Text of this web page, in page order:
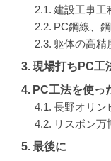
建設工事工
PC鋼線、
躯体の高精
現場打ちPC工
PC工法を使っ
長野オリン
リスボン
最後に